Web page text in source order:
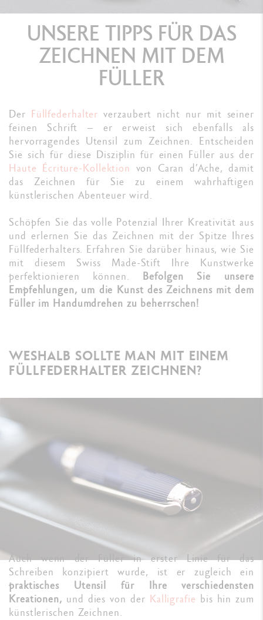
UNSERE TIPPS FÜR DAS
ZEICHNEN MIT DEM
FÜLLER
Der Füllfederhalter verzaubert nicht nur mit seiner
feinen Schrift – er erweist sich ebenfalls als
hervorragendes Utensil zum Zeichnen. Entscheiden
Sie sich für diese Disziplin für einen Füller aus der
Haute Écriture-Kollektion von Caran d’Ache, damit
das Zeichnen für Sie zu einem wahrhaftigen
künstlerischen Abenteuer wird.
Schöpfen Sie das volle Potenzial Ihrer Kreativität aus
und erlernen Sie das Zeichnen mit der Spitze Ihres
Füllfederhalters. Erfahren Sie darüber hinaus, wie Sie
mit diesem Swiss Made-Stift Ihre Kunstwerke
perfektionieren können. Befolgen Sie unsere
Empfehlungen, um die Kunst des Zeichnens mit dem
Füller im Handumdrehen zu beherrschen!
WESHALB SOLLTE MAN MIT EINEM
FÜLLFEDERHALTER ZEICHNEN?
Auch wenn der Füller in erster Linie für das
Schreiben konzipiert wurde, ist er zugleich ein
praktisches Utensil für Ihre verschiedensten
Kreationen, und dies von der Kalligrafie bis hin zum
künstlerischen Zeichnen.